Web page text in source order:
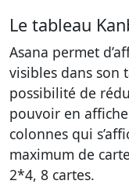
Le tableau
Asana permet
visibles dans son
possibilité de
pouvoir en
colonnes qui
maximum de
2*4, 8 cartes.